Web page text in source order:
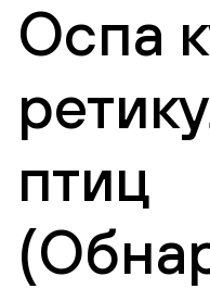
Оспа
птиц